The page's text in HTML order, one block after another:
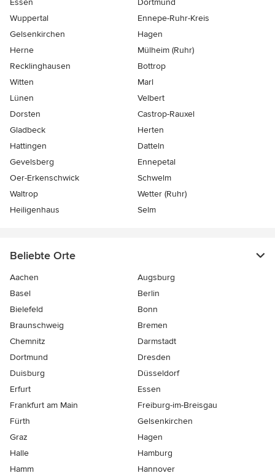
Essen
Dortmund
Wuppertal
Ennepe-Ruhr-Kreis
Gelsenkirchen
Hagen
Herne
Mülheim (Ruhr)
Recklinghausen
Bottrop
Witten
Marl
Lünen
Velbert
Dorsten
Castrop-Rauxel
Gladbeck
Herten
Hattingen
Datteln
Gevelsberg
Ennepetal
Oer-Erkenschwick
Schwelm
Waltrop
Wetter (Ruhr)
Heiligenhaus
Selm
Beliebte Orte
Aachen
Augsburg
Basel
Berlin
Bielefeld
Bonn
Braunschweig
Bremen
Chemnitz
Darmstadt
Dortmund
Dresden
Duisburg
Düsseldorf
Erfurt
Essen
Frankfurt am Main
Freiburg-im-Breisgau
Fürth
Gelsenkirchen
Graz
Hagen
Halle
Hamburg
Hamm
Hannover